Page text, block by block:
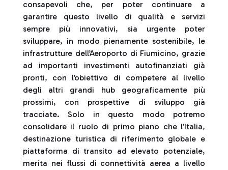
consapevoli che, per poter continuare a
garantire questo livello di qualità e servizi
sempre più innovativi, sia urgente poter
sviluppare, in modo pienamente sostenibile, le
infrastrutture dell’Aeroporto di Fiumicino, grazie
ad importanti investimenti autofinanziati già
pronti, con l’obiettivo di competere al livello
degli altri grandi hub geograficamente più
prossimi, con prospettive di sviluppo già
tracciate. Solo in questo modo potremo
consolidare il ruolo di primo piano che l’Italia,
destinazione turistica di riferimento globale e
piattaforma di transito ad elevato potenziale,
merita nei flussi di connettività aerea a livello